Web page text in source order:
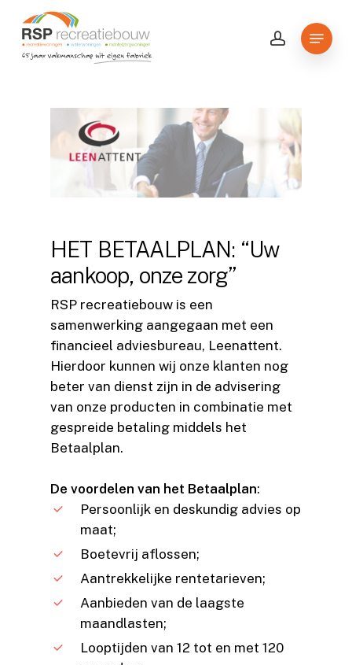
main
account
Menu
HET BETAALPLAN: “Uw
aankoop, onze zorg”
RSP recreatiebouw is een
samenwerking aangegaan met een
financieel adviesbureau, Leenattent.
Hierdoor kunnen wij onze klanten nog
beter van dienst zijn in de advisering
van onze producten in combinatie met
gespreide betaling middels het
Betaalplan.
De voordelen van het Betaalplan:
Persoonlijk en deskundig advies op
maat;
Boetevrij aflossen;
Aantrekkelijke rentetarieven;
Aanbieden van de laagste
maandlasten;
Looptijden van 12 tot en met 120
Close